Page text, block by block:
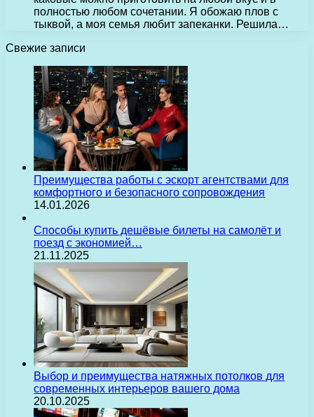
полностью любом сочетании. Я обожаю плов с
тыквой, а моя семья любит запеканки. Решила…
Свежие записи
Преимущества работы с эскорт агентствами для
комфортного и безопасного сопровождения
14.01.2026
Способы купить дешёвые билеты на самолёт и
поезд с экономией…
21.11.2025
Выбор и преимущества натяжных потолков для
современных интерьеров вашего дома
20.10.2025